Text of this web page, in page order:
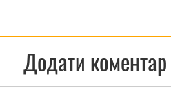
Додати коментар